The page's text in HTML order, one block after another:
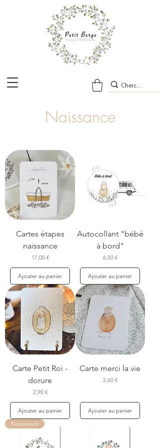
Naissance
Cartes étapes
naissance
Prix
17,00 €
Ajouter au panier
Autocollant "bébé
à bord"
Prix
6,50 €
Ajouter au panier
Carte Petit Roi -
dorure
Prix
2,90 €
Ajouter au panier
Carte merci la vie
Prix
2,60 €
Ajouter au panier
Nouveauté